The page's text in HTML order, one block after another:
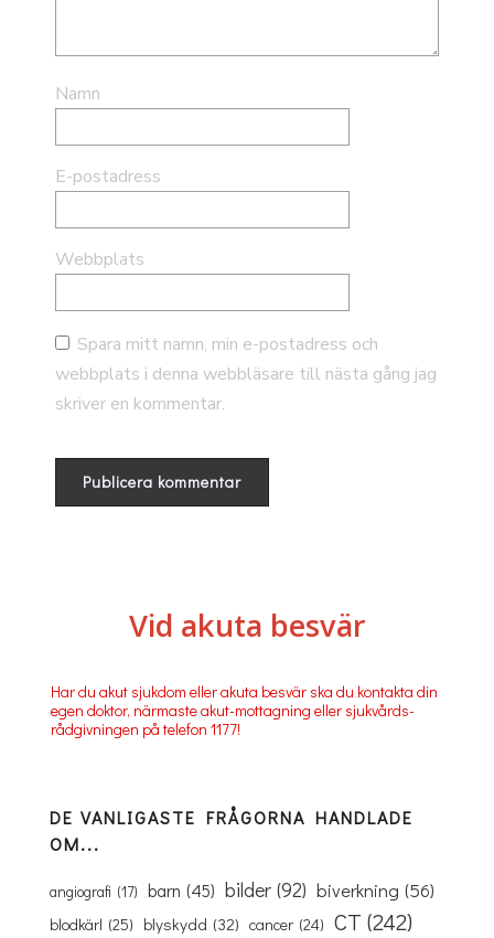
Namn
E-postadress
Webbplats
Spara mitt namn, min e-postadress och
webbplats i denna webbläsare till nästa gång jag
skriver en kommentar.
Vid akuta besvär
Har du akut sjukdom eller akuta besvär ska du kontakta din
egen doktor, närmaste akut-mottagning eller sjukvårds-
rådgivningen på telefon 1177!
DE VANLIGASTE FRÅGORNA HANDLADE
OM...
angiografi (17) barn (45) bilder (92) biverkning (56)
blodkärl (25) blyskydd (32) cancer (24) CT (242)